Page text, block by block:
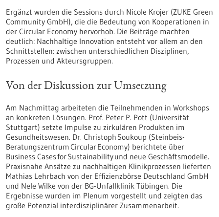
Ergänzt wurden die Sessions durch Nicole Krojer (ZUKE Green
Community GmbH), die die Bedeutung von Kooperationen in
der Circular Economy hervorhob. Die Beiträge machten
deutlich: Nachhaltige Innovation entsteht vor allem an den
Schnittstellen: zwischen unterschiedlichen Disziplinen,
Prozessen und Akteursgruppen.
Von der Diskussion zur Umsetzung
Am Nachmittag arbeiteten die Teilnehmenden in Workshops
an konkreten Lösungen. Prof. Peter P. Pott (Universität
Stuttgart) setzte Impulse zu zirkulären Produkten im
Gesundheitswesen. Dr. Christoph Soukoup (Steinbeis-
Beratungszentrum Circular Economy) berichtete über
Business Cases for Sustainability und neue Geschäftsmodelle.
Praxisnahe Ansätze zu nachhaltigen Klinikprozessen lieferten
Mathias Lehrbach von der Effizienzbörse Deutschland GmbH
und Nele Wilke von der BG-Unfallklinik Tübingen. Die
Ergebnisse wurden im Plenum vorgestellt und zeigten das
große Potenzial interdisziplinärer Zusammenarbeit.